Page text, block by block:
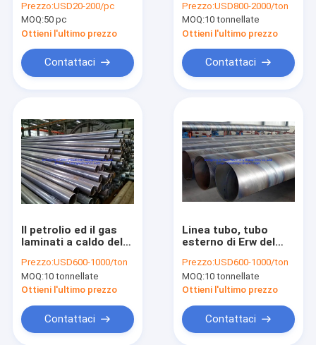
l'altezza integrale
della tubatura
Prezzo:USD20-200/pc
MOQ:50 pc
Ottieni l'ultimo prezzo
Contattaci
K55 J55 N80 della
trivellazione
Prezzo:USD800-2000/ton
MOQ:10 tonnellate
Ottieni l'ultimo prezzo
Contattaci
Il petrolio ed il gas
laminati a caldo del
24" OD con una
garanzia di anno
Prezzo:USD600-1000/ton
MOQ:10 tonnellate
Ottieni l'ultimo prezzo
Contattaci
Linea tubo, tubo
esterno di Erw del
diametro 219mm-
3620mm api 5l X42
Prezzo:USD600-1000/ton
MOQ:10 tonnellate
Ottieni l'ultimo prezzo
Contattaci